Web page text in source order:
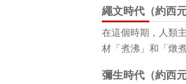
繩文時代（約西
在這個時期，人類
材「煮沸」和「燉煮
彌生時代（約西